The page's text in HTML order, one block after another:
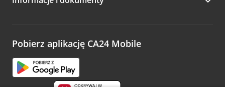
Pobierz aplikację CA24 Mobile